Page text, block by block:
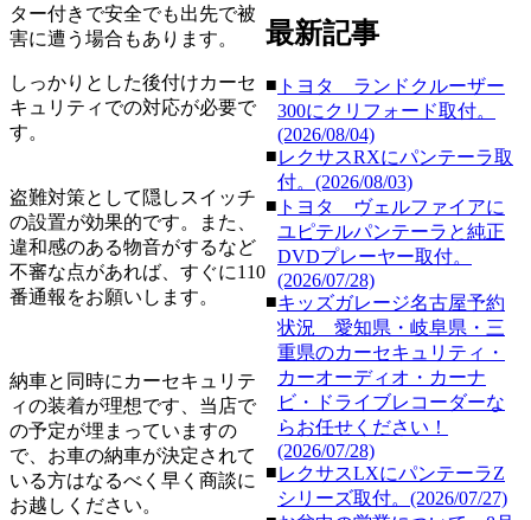
ター付きで安全でも出先で被
害に遭う場合もあります。
しっかりとした後付けカーセ
キュリティでの対応が必要で
す。
盗難対策として隠しスイッチ
の設置が効果的です。また、
違和感のある物音がするなど
不審な点があれば、すぐに110
番通報をお願いします。
納車と同時にカーセキュリテ
ィの装着が理想です、当店で
の予定が埋まっていますの
で、お車の納車が決定されて
いる方はなるべく早く商談に
お越しください。
最新記事
■ トヨタ ランドクルーザー
300にクリフォード取付。
(2026/08/04)
■レクサスRXにパンテーラ取
付。(2026/08/03)
■ トヨタ ヴェルファイアに
ユピテルパンテーラと純正
DVDプレーヤー取付。
(2026/07/28)
■キッズガレージ名古屋予約
状況 愛知県・岐阜県・三
重県のカーセキュリティ・
カーオーディオ・カーナ
ビ・ドライブレコーダーな
らお任せください！
(2026/07/28)
■レクサスLXにパンテーラZ
シリーズ取付。(2026/07/27)